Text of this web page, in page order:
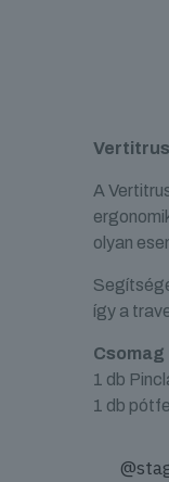
A
olyan
így a
1 db
1 db